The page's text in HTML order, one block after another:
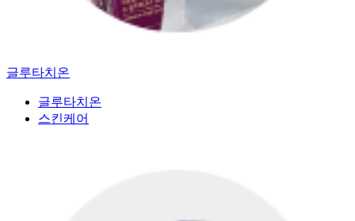
글루타치온
글루타치온
스킨케어